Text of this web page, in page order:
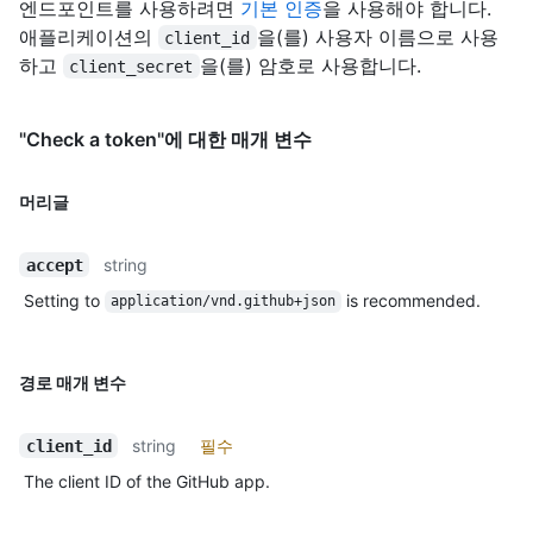
엔드포인트를 사용하려면 기본 인증을 사용해야 합니다.
애플리케이션의
client_id 을(를) 사용자 이름으로 사용
하고
client_secret 을(를) 암호로 사용합니다.
"Check a token"에 대한 매개 변수
머리글
accept
string
Setting to
application/vnd.github+json is recommended.
경로 매개 변수
client_id string
필수
The client ID of the GitHub app.